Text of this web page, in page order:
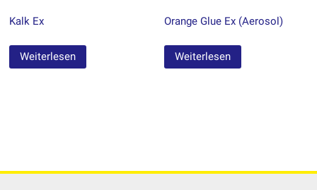
Kalk Ex
Weiterlesen
Orange Glue Ex (Aerosol)
Weiterlesen